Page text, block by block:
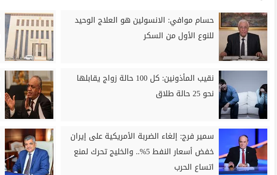
حسام موافي: الانسولين هو العلاج الوحيد
للنوع الأول من السكر
نقيب المأذونين: كل 100 حالة زواج يقابلها
نحو 25 حالة طلاق
سمير فرج: إلغاء الضربة الأمريكية على إيران
خفض أسعار النفط 5%.. والخليج تحرك لمنع
اتساع الحرب